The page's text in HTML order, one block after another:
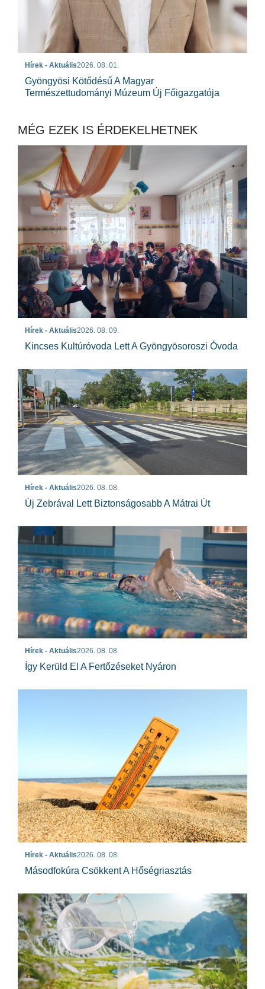
Hírek - Aktuális2026. 08. 01.
Gyöngyösi Kötődésű A Magyar
Természettudományi Múzeum Új Főigazgatója
MÉG EZEK IS ÉRDEKELHETNEK
Hírek - Aktuális2026. 08. 09.
Kincses Kultúróvoda Lett A Gyöngyösoroszi Óvoda
Hírek - Aktuális2026. 08. 08.
Új Zebrával Lett Biztonságosabb A Mátrai Út
Hírek - Aktuális2026. 08. 08.
Így Kerüld El A Fertőzéseket Nyáron
Hírek - Aktuális2026. 08. 08.
Másodfokúra Csökkent A Hőségriasztás